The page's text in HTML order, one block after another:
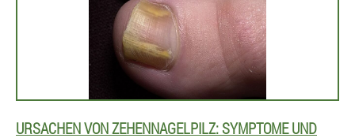
URSACHEN VON ZEHENNAGELPILZ: SYMPTOME UND